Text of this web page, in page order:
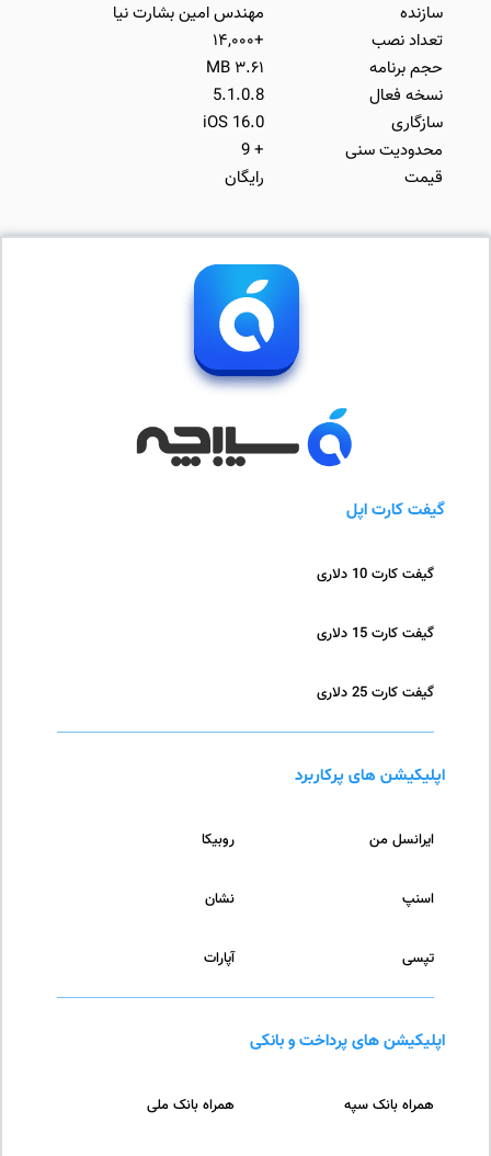
مهندس امین بشارت نیا
+۱۴,۰۰۰
۳.۶۱ MB
5.1.0.8
iOS 16.0
+ 9
رایگان
سازنده
تعداد نصب
حجم برنامه
نسخه فعال
سازگاری
محدودیت سنی
قیمت
گیفت کارت اپل
گیفت کارت 10 دلاری
گیفت کارت 15 دلاری
گیفت کارت 25 دلاری
اپلیکیشن های پرکاربرد
روبیکا ایرانسل من
نشان اسنپ
آپارات تپسی
اپلیکیشن های پرداخت و بانکی
همراه بانک ملی همراه بانک سپه